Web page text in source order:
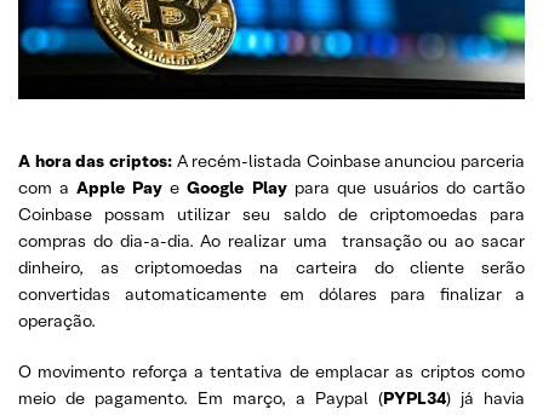
A hora das criptos: A recém-listada Coinbase anunciou parceria
com aApple Pay eGoogle Playpara que usuários do cartão
Coinbase possam utilizar seu saldo de criptomoedas para
compras do dia-a-dia. Ao realizar uma transação ou ao sacar
dinheiro, as criptomoedas na carteira do cliente serão
convertidas automaticamente em dólares para finalizar a
operação.
O movimento reforça a tentativa de emplacar as criptos como
meio de pagamento. Em março, a Paypal (PYPL34) já havia